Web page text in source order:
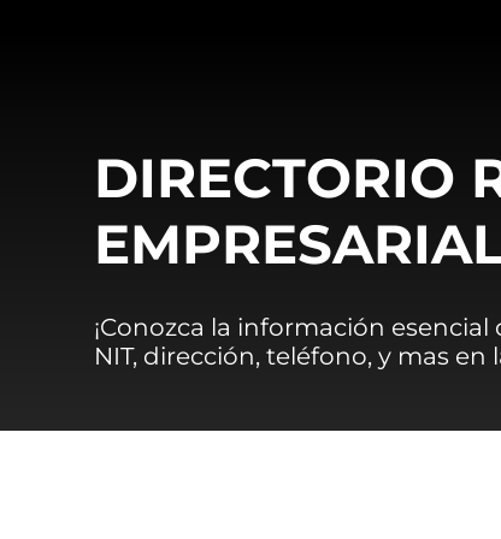
DIRECTORIO
¡Conozca la información
NIT, dirección, teléfono, y mas